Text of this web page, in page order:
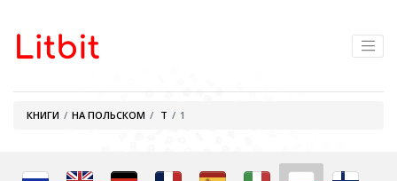
КНИГИ НА ПОЛЬСКОМ T 1